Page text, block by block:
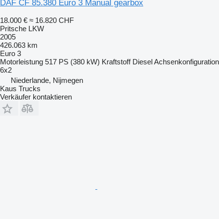
DAF CF 85.380 Euro 3 Manual gearbox
18.000 € ≈ 16.820 CHF
Pritsche LKW
2005
426.063 km
Euro 3
Motorleistung 517 PS (380 kW) Kraftstoff DieselAchsenkonfiguration
6x2
Niederlande, Nijmegen
Kaus Trucks
Verkäufer kontaktieren